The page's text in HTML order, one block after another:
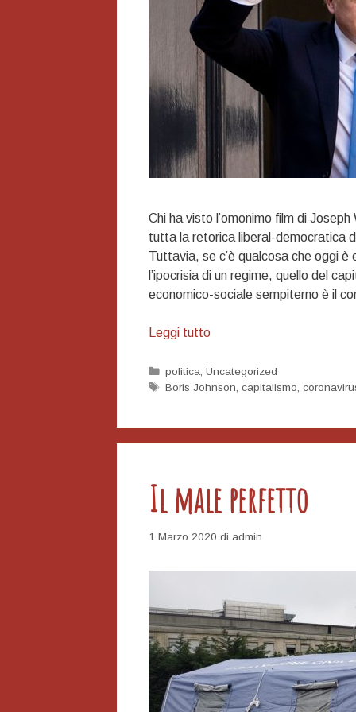
Chi ha visto l’omonimo film di
tutta la retorica liberal-democratica
Tuttavia, se c’è qualcosa che oggi
l’ipocrisia di un regime, quello del
economico-sociale sempiterno è il
Leggi tuttoL’ora
buia
Categorie
politica,Uncategorized
Tag
Boris Johnson,capitalismo,
Il male perfetto
1 Marzo 2020 di admin